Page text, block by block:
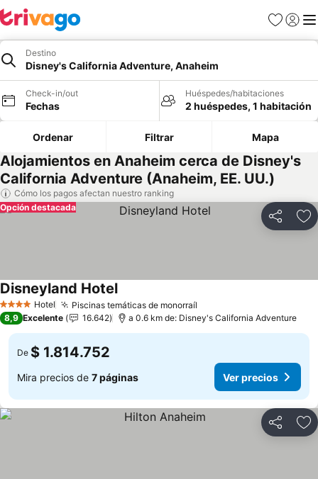
Favoritos
Iniciar
Destino
Disney's California Adventure, Anaheim
Check-in/out
Fechas
Huéspedes/habitaciones
2 huéspedes, 1 habitación
Ordenar Filtrar Mapa
Alojamientos en Anaheim cerca de Disney's
California Adventure (Anaheim, EE. UU.)
Cómo los pagos afectan nuestro ranking
Compartir
Opción destacada
4 EstrellasHotel Piscinas temáticas de monorraíl
Disneyland Hotel
8,9 Excelente 16.642 a 0.6 km de: Disney's California Adventure
De $ 1.814.752
Mira precios de 7 páginas Ver precios
Compartir